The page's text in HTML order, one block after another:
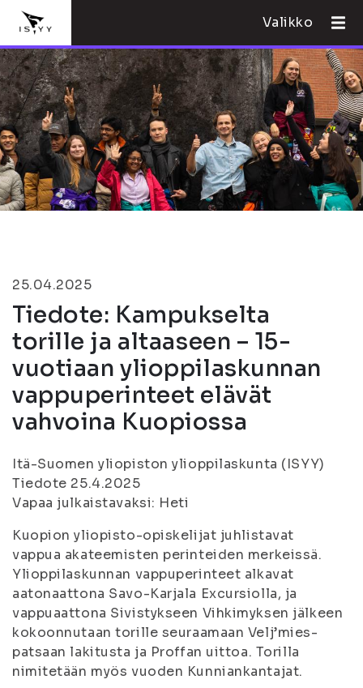
Valikko
25.04.2025
Tiedote: Kampukselta
torille ja altaaseen – 15-
vuotiaan ylioppilaskunnan
vappuperinteet elävät
vahvoina Kuopiossa
Itä-Suomen yliopiston ylioppilaskunta (ISYY)
Tiedote 25.4.2025
Vapaa julkaistavaksi: Heti
Kuopion yliopisto-opiskelijat juhlistavat
vappua akateemisten perinteiden merkeissä.
Ylioppilaskunnan vappuperinteet alkavat
aatonaattona Savo-Karjala Excursiolla, ja
vappuaattona Sivistykseen Vihkimyksen jälkeen
kokoonnutaan torille seuraamaan Velj’mies-
patsaan lakitusta ja Proffan uittoa. Torilla
nimitetään myös vuoden Kunniankantajat.